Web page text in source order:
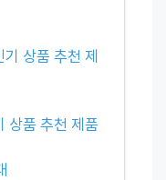
상품 추천 제
상품 추천 제품